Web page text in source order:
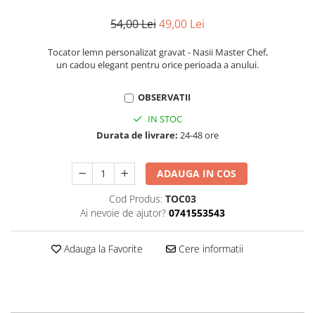
Plachete personalizate
Umerase Personalizate
Pahare personalizate
54,00 Lei49,00 Lei
Tocator lemn personalizat gravat - Nasii Master Chef,
un cadou elegant pentru orice perioada a anului.
OBSERVATII
IN STOC
Durata de livrare: 24-48 ore
ADAUGA IN COS
Cod Produs: TOC03
Ai nevoie de ajutor? 0741553543
Adauga la Favorite Cere informatii